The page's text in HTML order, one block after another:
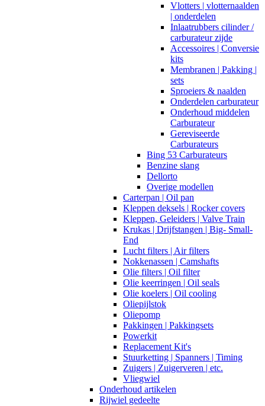
Vlotters | vlotternaalden
| onderdelen
Inlaatrubbers cilinder /
carburateur zijde
Accessoires | Conversie
kits
Membranen | Pakking |
sets
Sproeiers & naalden
Onderdelen carburateur
Onderhoud middelen
Carburateur
Gereviseerde
Carburateurs
Bing 53 Carburateurs
Benzine slang
Dellorto
Overige modellen
Carterpan | Oil pan
Kleppen deksels | Rocker covers
Kleppen, Geleiders | Valve Train
Krukas | Drijfstangen | Big- Small-
End
Lucht filters | Air filters
Nokkenassen | Camshafts
Olie filters | Oil filter
Olie keerringen | Oil seals
Olie koelers | Oil cooling
Oliepijlstok
Oliepomp
Pakkingen | Pakkingsets
Powerkit
Replacement Kit's
Stuurketting | Spanners | Timing
Zuigers | Zuigerveren | etc.
Vliegwiel
Onderhoud artikelen
Rijwiel gedeelte